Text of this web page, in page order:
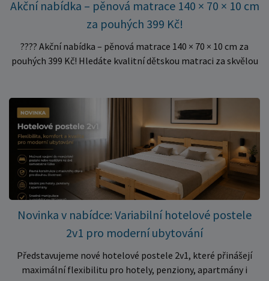
Akční nabídka – pěnová matrace 140 × 70 × 10 cm
za pouhých 399 Kč!
???? Akční nabídka – pěnová matrace 140 × 70 × 10 cm za
pouhých 399 Kč! Hledáte kvalitní dětskou matraci za skvělou
✅ Pohodlné pěnové jádro pro komfortní spánek dítěte ✅
Skvělá volba do dětských postýlek ✅ Výjimečně výhodná cena
– jen 399 Kč Využijte této mimořádné nabídky a pořiďte
kvalitní matraci za cenu, která patří k nejvýhodnějším na
trhu. Akce platí pouze do vyprodání zásob. Nakupujte chytře a
ušetřete!
Novinka v nabídce: Variabilní hotelové postele
2v1 pro moderní ubytování
Představujeme nové hotelové postele 2v1, které přinášejí
maximální flexibilitu pro hotely, penziony, apartmány i